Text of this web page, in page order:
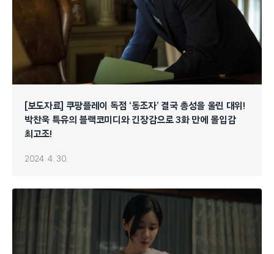
[보도자료] 쿠팡플레이 독점 ‘동조자’ 결국 총성을 울린 대위!
박찬욱 특유의 블랙코미디와 긴장감으로 3화 만에 몰입감
최고조!
2024. 4. 30.